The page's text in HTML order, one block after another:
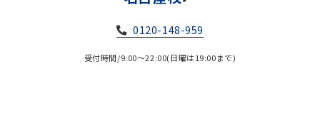
0120-148-959
受付時間/9:00～22:00(日曜は19:00まで)